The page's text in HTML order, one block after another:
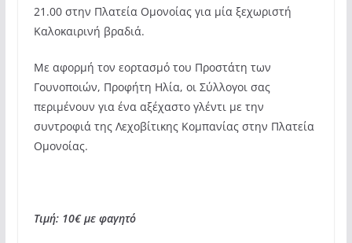
21.00 στην Πλατεία Ομονοίας για μία ξεχωριστή
Καλοκαιρινή βραδιά.
Με αφορμή τον εορτασμό του Προστάτη των
Γουνοποιών, Προφήτη Ηλία, οι Σύλλογοι σας
περιμένουν για ένα αξέχαστο γλέντι με την
συντροφιά της Λεχοβίτικης Κομπανίας στην Πλατεία
Ομονοίας.
Τιμή: 10€ με φαγητό